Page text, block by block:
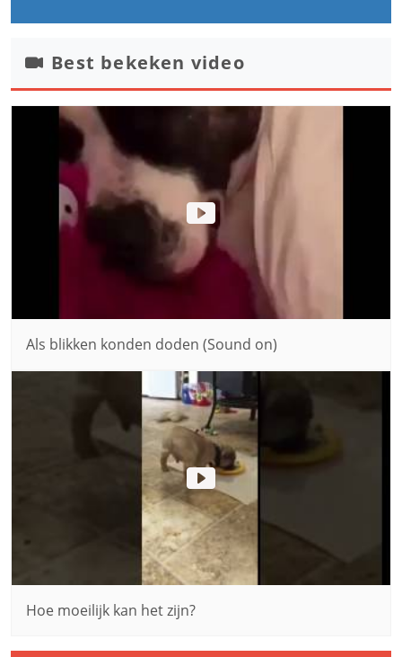
Best bekeken video
Als blikken konden doden (Sound on)
Hoe moeilijk kan het zijn?